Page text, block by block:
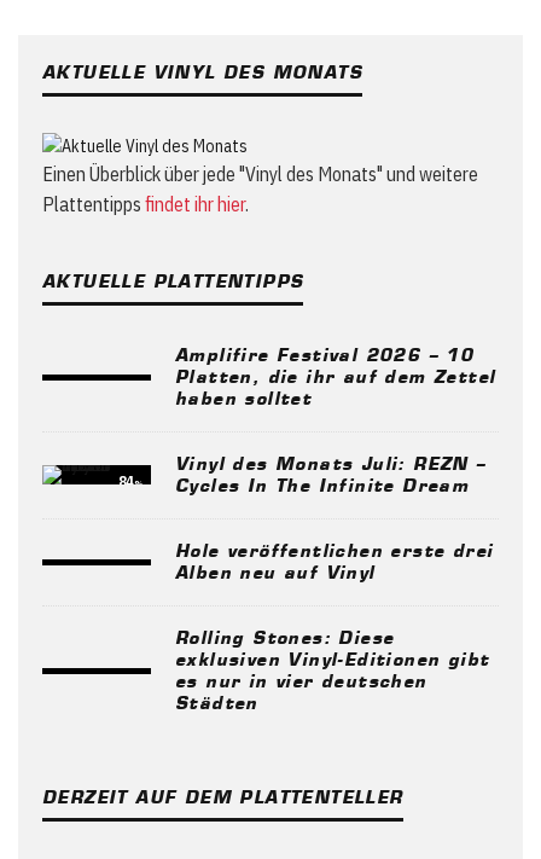
AKTUELLE VINYL DES MONATS
Einen Überblick über jede "Vinyl des Monats" und weitere
Plattentipps findet ihr hier.
AKTUELLE PLATTENTIPPS
Amplifire Festival 2026 – 10
Platten, die ihr auf dem Zettel
haben solltet
84%
Vinyl des Monats Juli: REZN –
Cycles In The Infinite Dream
Hole veröffentlichen erste drei
Alben neu auf Vinyl
Rolling Stones: Diese
exklusiven Vinyl-Editionen gibt
es nur in vier deutschen
Städten
DERZEIT AUF DEM PLATTENTELLER